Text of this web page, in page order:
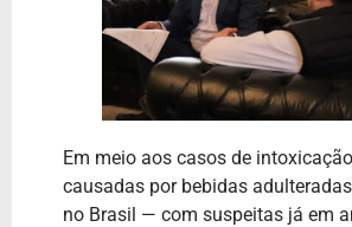
Em meio aos casos de
causadas por bebidas
no Brasil — com suspeitas já em